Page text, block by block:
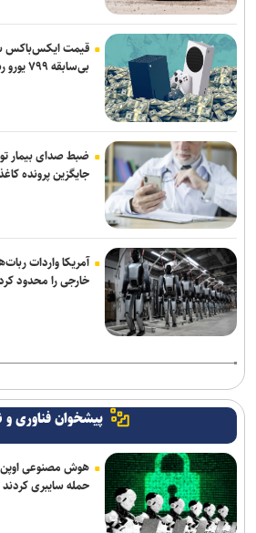
قیمت ایکس‌باکس
بی‌سابقه ۷۹۹ یورو رسید
ضبط صدای بیمار
جایگزین پرونده
آمریکا واردات
خارجی را محدود
پیشخوان فناوری و
هوش مصنوعی
حمله سایبری کردند